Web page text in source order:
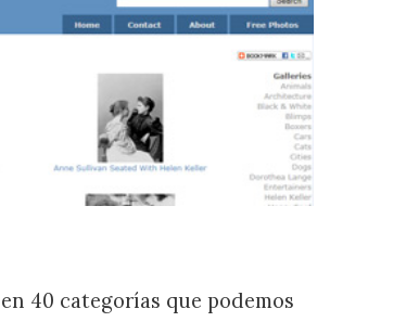
40 categorías que podemos